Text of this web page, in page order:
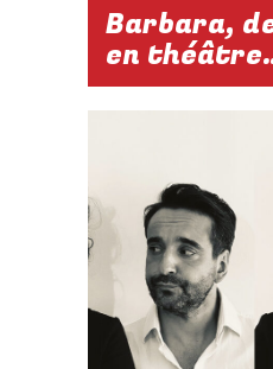
Barbara,
en